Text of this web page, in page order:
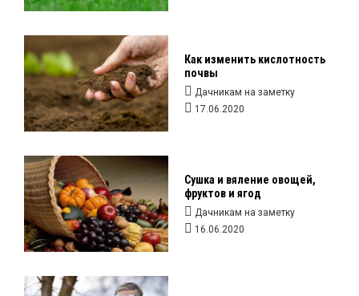
Как изменить кислотность
почвы
Дачникам на заметку
17.06.2020
Сушка и вяление овощей,
фруктов и ягод
Дачникам на заметку
16.06.2020